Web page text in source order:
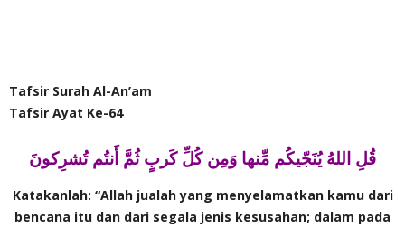
Tafsir Surah Al-An’am
Tafsir Ayat Ke-64
قُلِ اللهُ يُنَجّيكُم مِّنها وَمِن كُلِّ كَربٍ ثُمَّ أَنتُم تُشرِكونَ
Katakanlah: “Allah jualah yang menyelamatkan kamu dari
bencana itu dan dari segala jenis kesusahan; dalam pada